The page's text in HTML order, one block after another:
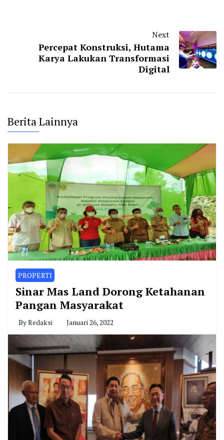
Next
Percepat Konstruksi, Hutama
Karya Lakukan Transformasi
Digital
Berita Lainnya
PROPERTI
Sinar Mas Land Dorong Ketahanan
Pangan Masyarakat
ByRedaksi Januari 26, 2022